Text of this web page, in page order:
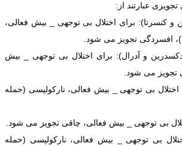
عبارتند از:
و کنسرتا): برای اختلال بی توجهی _ بیش فعالی،
افسردگی تجویز می شود.
و آدرال): برای اختلال بی توجهی _ بیش
تجویز می شود.
بی توجهی _ بیش فعالی، نارکولپسی (حمله
بی توجهی _ بیش فعالی، چاقی تجویز می شود.
بی توجهی _ بیش فعالی، ناركولپسی (حمله